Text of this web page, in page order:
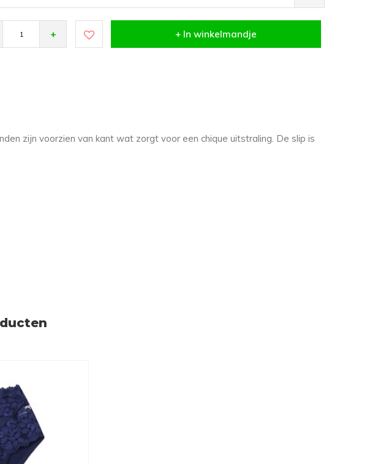
+ + In winkelmandje
zijn voorzien van kant wat zorgt voor een chique uitstraling. De slip is